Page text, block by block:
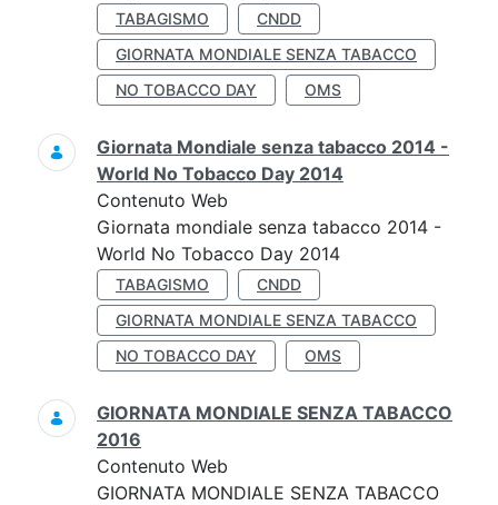
TABAGISMO
CNDD
GIORNATA MONDIALE SENZA TABACCO
NO TOBACCO DAY
OMS
Giornata Mondiale senza tabacco 2014 -
World No Tobacco Day 2014
Contenuto Web
Giornata mondiale senza tabacco 2014 -
World No Tobacco Day 2014
TABAGISMO
CNDD
GIORNATA MONDIALE SENZA TABACCO
NO TOBACCO DAY
OMS
GIORNATA MONDIALE SENZA TABACCO
2016
Contenuto Web
GIORNATA MONDIALE SENZA TABACCO